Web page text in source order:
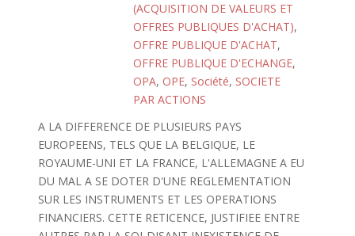
(ACQUISITION DE VALEURS ET
OFFRES PUBLIQUES D'ACHAT),
OFFRE PUBLIQUE D'ACHAT,
OFFRE PUBLIQUE D'ECHANGE,
OPA, OPE, Société, SOCIETE
PAR ACTIONS
A LA DIFFERENCE DE PLUSIEURS PAYS
EUROPEENS, TELS QUE LA BELGIQUE, LE
ROYAUME-UNI ET LA FRANCE, L'ALLEMAGNE A EU
DU MAL A SE DOTER D'UNE REGLEMENTATION
SUR LES INSTRUMENTS ET LES OPERATIONS
FINANCIERS. CETTE RETICENCE, JUSTIFIEE ENTRE